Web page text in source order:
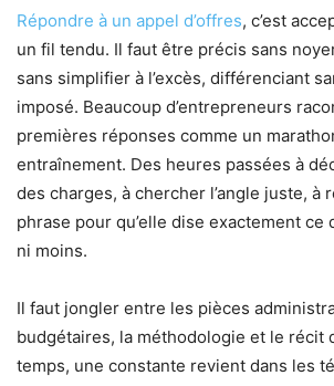
Répondre à un appel d’offres, c’est
un fil tendu. Il faut être précis sans
sans simplifier à l’excès, différenciant
imposé. Beaucoup d’entrepreneurs
premières réponses comme un
entraînement. Des heures passées à
des charges, à chercher l’angle juste, à
phrase pour qu’elle dise exactement ce
ni moins.
Il faut jongler entre les pièces
budgétaires, la méthodologie et le récit
temps, une constante revient dans les